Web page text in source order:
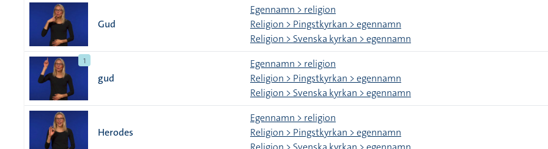
Gud
Egennamn > religion
Religion > Pingstkyrkan > egennamn
Religion > Svenska kyrkan > egennamn
1
gud
Egennamn > religion
Religion > Pingstkyrkan > egennamn
Religion > Svenska kyrkan > egennamn
Herodes
Egennamn > religion
Religion > Pingstkyrkan > egennamn